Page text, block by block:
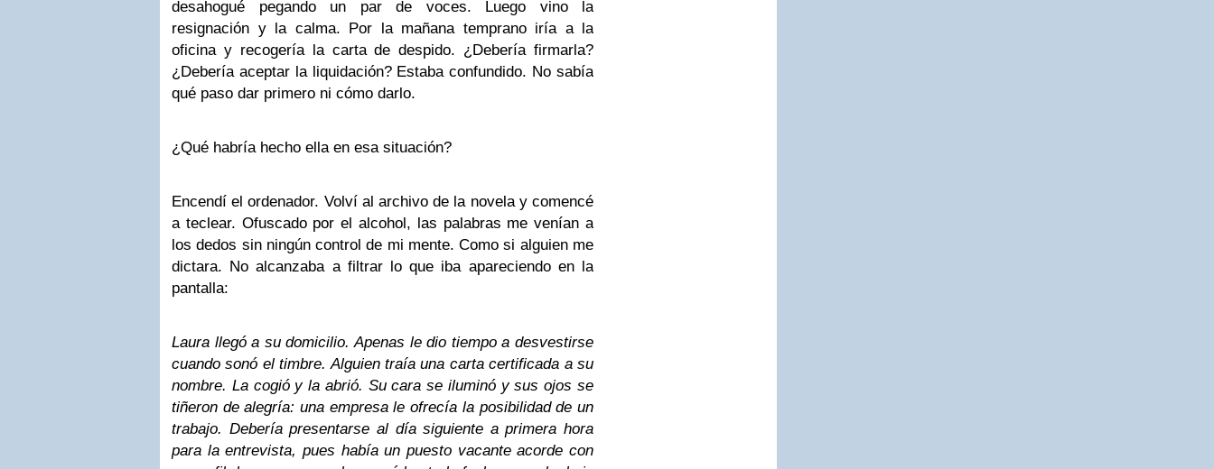
desahogué pegando un par de voces. Luego vino la
resignación y la calma. Por la mañana temprano iría a la
oficina y recogería la carta de despido. ¿Debería firmarla?
¿Debería aceptar la liquidación? Estaba confundido. No sabía
qué paso dar primero ni cómo darlo.
¿Qué habría hecho ella en esa situación?
Encendí el ordenador. Volví al archivo de la novela y comencé
a teclear. Ofuscado por el alcohol, las palabras me venían a
los dedos sin ningún control de mi mente. Como si alguien me
dictara. No alcanzaba a filtrar lo que iba apareciendo en la
pantalla:
Laura llegó a su domicilio. Apenas le dio tiempo a desvestirse
cuando sonó el timbre. Alguien traía una carta certificada a su
nombre. La cogió y la abrió. Su cara se iluminó y sus ojos se
tiñeron de alegría: una empresa le ofrecía la posibilidad de un
trabajo. Debería presentarse al día siguiente a primera hora
para la entrevista, pues había un puesto vacante acorde con